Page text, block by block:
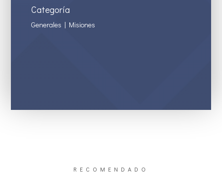
Categoría
Generales | Misiones
RECOMENDADO